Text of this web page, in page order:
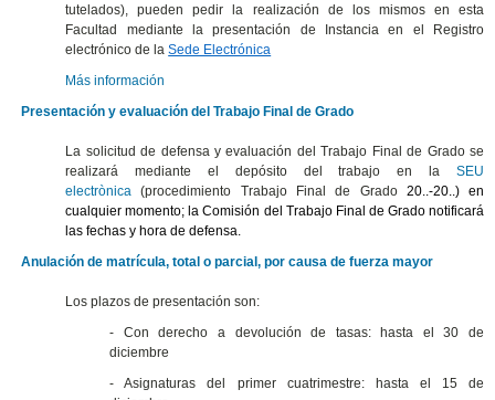
tutelados), pueden pedir la realización de los mismos en esta
Facultad mediante la presentación de Instancia en el Registro
electrónico de laSede Electrónica
Más información
Presentación y evaluación del Trabajo Final de Grado
La solicitud de defensa y evaluación del Trabajo Final de Grado se
realizará mediante el depósito del trabajo en laSEU
electrònica (procedimiento Trabajo Final de Grado20..-20..) en
cualquier momento; la Comisión del Trabajo Final de Grado notificará
las fechas y hora de defensa.
Anulación de matrícula, total o parcial, por causa de fuerza mayor
Los plazos de presentación son:
- Con derecho a devolución de tasas: hasta el 30 de
diciembre
- Asignaturas del primer cuatrimestre: hasta el 15 de